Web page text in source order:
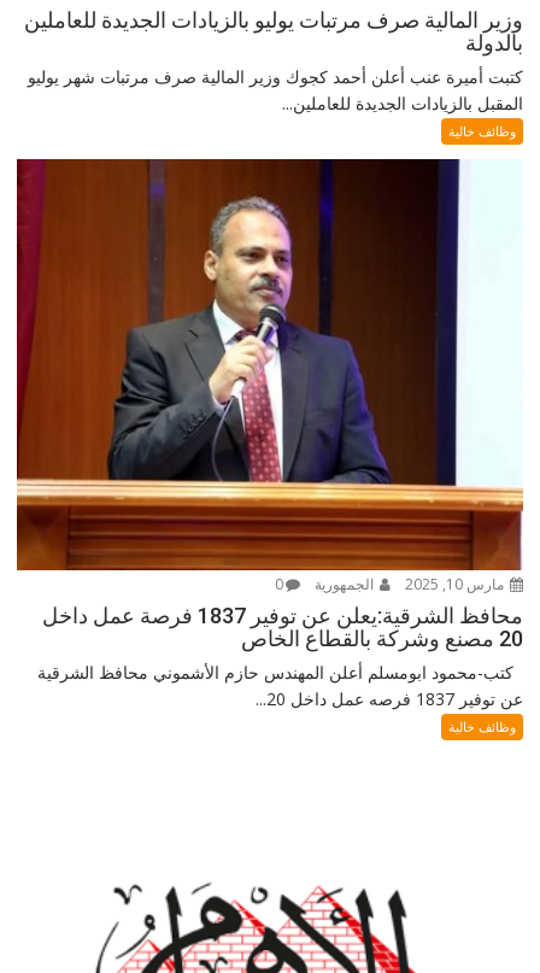
وزير المالية صرف مرتبات يوليو بالزيادات الجديدة للعاملين
بالدولة
كتبت أميرة عنب أعلن أحمد كجوك وزير المالية صرف مرتبات شهر يوليو
المقبل بالزيادات الجديدة للعاملين...
وظائف خالية
مارس 10, 2025 الجمهورية 0
محافظ الشرقية:يعلن عن توفير 1837 فرصة عمل داخل
20 مصنع وشركة بالقطاع الخاص
كتب-محمود ابومسلم أعلن المهندس حازم الأشموني محافظ الشرقية
عن توفير 1837 فرصه عمل داخل 20...
وظائف خالية